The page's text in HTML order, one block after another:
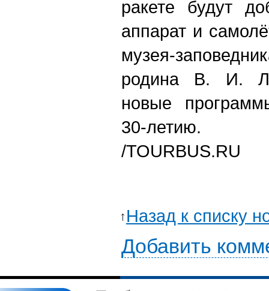
ракете будут
аппарат и
музея-
родина В. И.
новые
30-летию.
/TOURBUS.RU
Назад к списку
Добавить